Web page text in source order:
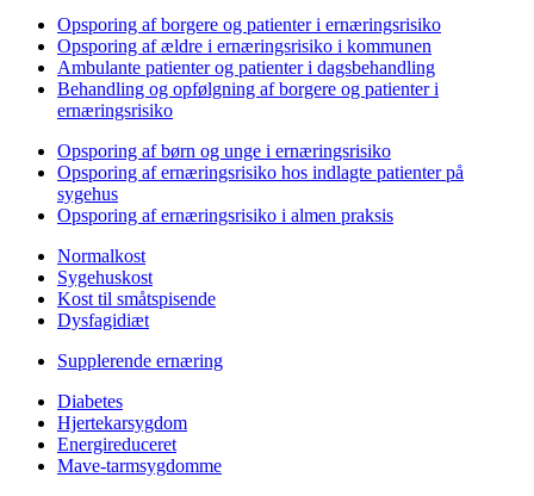
Opsporing af borgere og patienter i ernæringsrisiko
Opsporing af ældre i ernæringsrisiko i kommunen
Ambulante patienter og patienter i dagsbehandling
Behandling og opfølgning af borgere og patienter i
ernæringsrisiko
Opsporing af børn og unge i ernæringsrisiko
Opsporing af ernæringsrisiko hos indlagte patienter på
sygehus
Opsporing af ernæringsrisiko i almen praksis
Normalkost
Sygehuskost
Kost til småtspisende
Dysfagidiæt
Supplerende ernæring
Diabetes
Hjertekarsygdom
Energireduceret
Mave-tarmsygdomme